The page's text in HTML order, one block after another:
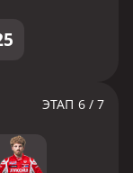
ЭТАП 6 / 7